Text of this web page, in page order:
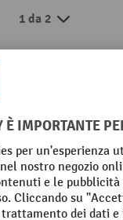
1 da 2
newsletter
di
-10%²